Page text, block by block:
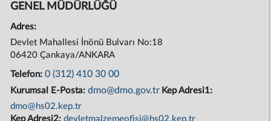
GENEL MÜDÜRLÜĞÜ
Adres:
Devlet Mahallesi İnönü Bulvarı No:18
06420 Çankaya/ANKARA
Telefon:0 (312) 410 30 00
Kurumsal E-Posta:dmo@dmo.gov.tr Kep Adresi1:
dmo@hs02.kep.tr
Kep Adresi2:devletmalzemeofisi@hs02.kep.tr